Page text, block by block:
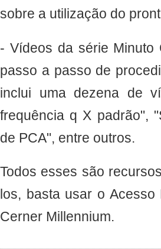
sobre a utilização do
- Vídeos da série
passo a passo de
inclui uma dezena de
frequência q X padrão",
de PCA", entre outros.
Todos esses são
los, basta usar o
Cerner Millennium.